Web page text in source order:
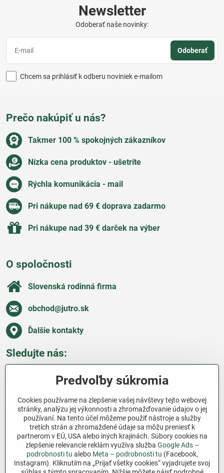
Newsletter
Odoberať naše novinky:
Odoberať
Chcem sa prihlásiť k odberu noviniek e-mailom
Prečo nakúpiť u nás?
Takmer 100 % spokojných zákazníkov
Nízka cena produktov - ušetríte
Rýchla komunikácia - mail
Pri nákupe nad 69 € doprava zadarmo
Pri nákupe nad 39 € darček na výber
O spoločnosti
Slovenská rodinná firma
obchod​@jutro​.sk
Ďalšie kontakty
Sledujte nás:
Všetko o nákupe
Ďakujeme za podporu
Sme slovenský e-shop bez dotácií​. Fungujeme len
vďaka vám – ľuďom, ktorí veria v poctivú prácu a
lásku k pôde​. Každý nákup na Jutro​.sk nám pomáha
Predvoľby súkromia
Cookies používame na zlepšenie vašej návštevy tejto webovej
stránky, analýzu jej výkonnosti a zhromažďovanie údajov o jej
používaní. Na tento účel môžeme použiť nástroje a služby
tretích strán a zhromaždené údaje sa môžu preniesť k
partnerom v EÚ, USA alebo iných krajinách. Súbory cookies na
zlepšenie relevancie reklám využíva služba Google Ads –
podrobnosti tu alebo Meta – podrobnosti tu (Facebook,
Instagram). Kliknutím na „Prijať všetky cookies“ vyjadrujete svoj